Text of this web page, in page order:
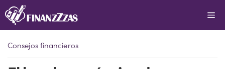
Saltar
al
Consejos financieros